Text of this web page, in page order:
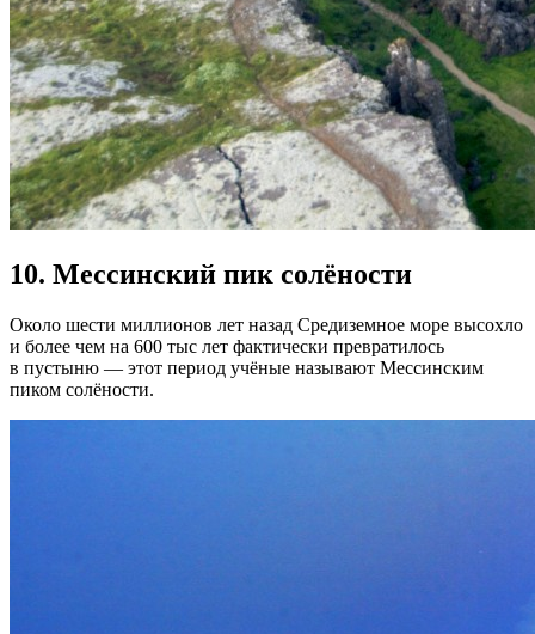
10. Мессинский пик солёности
Около шести миллионов лет назад Средиземное море высохло
и более чем на 600 тыс лет фактически превратилось
в пустыню — этот период учёные называют Мессинским
пиком солёности.